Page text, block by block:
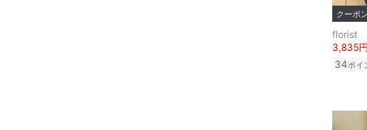
クーポ
florist
3,835円
34ポイ